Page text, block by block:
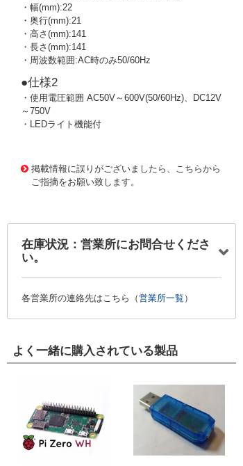
・幅(mm):22
・奥行(mm):21
・高さ(mm):141
・長さ(mm):141
・周波数範囲:AC時のみ50/60Hz
●仕様2
・使用電圧範囲 AC50V～600V(50/60Hz)、DC12V
～750V
・LEDライト機能付
掲載情報に誤りがございましたら、こちらから
ご指摘をお願い致します。
在庫状況：営業所にお問合せくださ
い。
各営業所の連絡先はこちら（営業所一覧 ）
よく一緒に購入されている製品